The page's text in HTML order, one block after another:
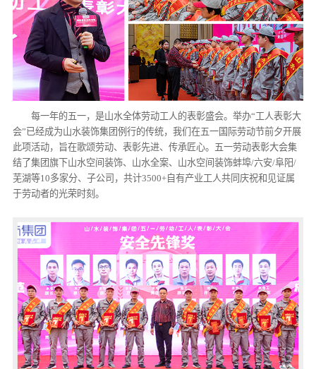
每一年的五一，是山水全体劳动工人的表彰盛会。举办“工人表彰大
会”已经成为山水装饰集团例行的传统，我们在五一国际劳动节前夕开展
此项活动，旨在歌颂劳动、表彰先进、传承匠心。五一劳动表彰大会集
结了集团旗下山水空间装饰、山水全案、山水空间装饰蚌埠/六安/阜阳/
芜湖等10多家分、子公司，共计3500+自有产业工人共同庆祝和见证属
于劳动者的光荣时刻。